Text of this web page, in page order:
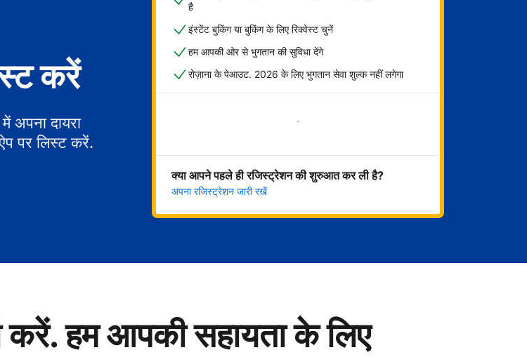
करें
अपना दायरा
पर लिस्ट करें.
है
इंस्टेंट बुकिंग या बुकिंग के लिए रिक्वेस्ट चुनें
हम आपकी ओर से भुगतान की सुविधा देंगे
रोज़ाना के पेआउट. 2026 के लिए भुगतान सेवा शुल्क नहीं लगेगा
अभी शुरू करें
क्या आपने पहले ही रजिस्ट्रेशन की शुरुआत कर ली है?
अपना रजिस्ट्रेशन जारी रखें
करें. हम आपकी सहायता के लिए